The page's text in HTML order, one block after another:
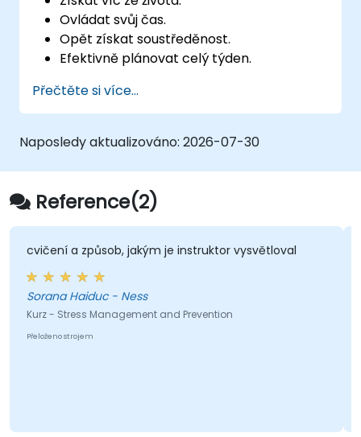
Ovládat svůj čas.
Opět získat soustředěnost.
Efektivně plánovat celý týden.
Přečtěte si více...
Naposledy aktualizováno: 2026-07-30
Reference(2)
cvičení a způsob, jakým je instruktor vysvětloval
Sorana Haiduc - Ness
Kurz - Stress Management and Prevention
Přeloženo strojem